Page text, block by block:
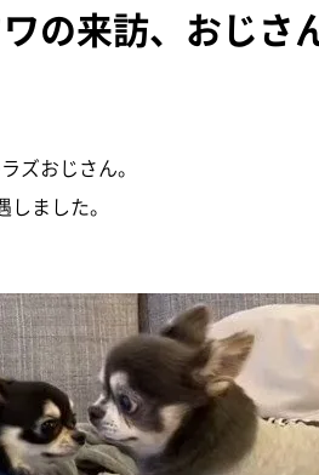
の来訪、おじさ
ズおじさん。
ました。